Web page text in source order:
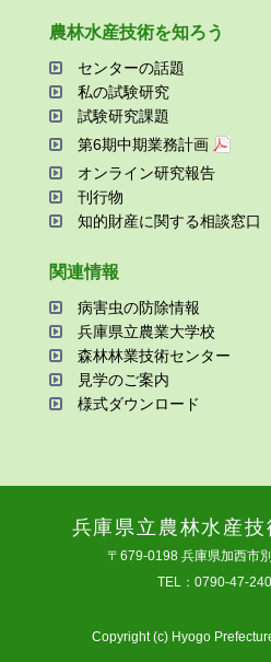
農林⽔産技術を知ろう
センターの話題
私の試験研究
試験研究課題
第6期中期業務計画
オンライン研究報告
刊⾏物
知的財産に関する相談窓⼝
関連情報
病害⾍の防除情報
兵庫県⽴農業⼤学校
森林林業技術センター
⾒学のご案内
様式ダウンロード
兵庫県⽴農林⽔産
〒679-0198 兵庫県加⻄市
TEL：0790-47-
Copyright (c) Hyogo